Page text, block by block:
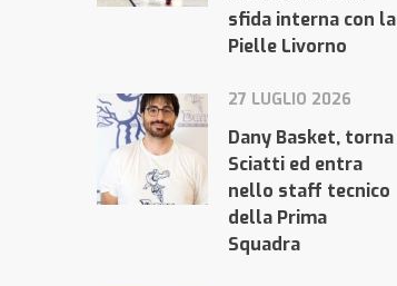
sfida interna con la
Pielle Livorno
27 LUGLIO 2026
Dany Basket, torna
Sciatti ed entra
nello staff tecnico
della Prima
Squadra